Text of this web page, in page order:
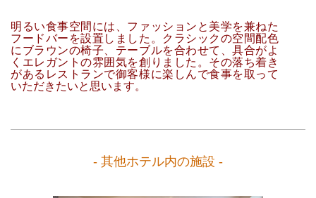
明るい食事空間には、ファッションと美学を兼ねた
フードバーを設置しました。クラシックの空間配色
にブラウンの椅子、テーブルを合わせて、具合がよ
くエレガントの雰囲気を創りました。その落ち着き
があるレストランで御客様に楽しんで食事を取って
いただきたいと思います。
- 其他ホテル内の施設 -